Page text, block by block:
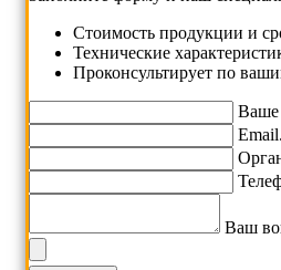
Cтоимость продукции и
Технические
Проконсультирует по
Ваше
Ваш